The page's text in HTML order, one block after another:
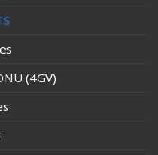
(4GV)